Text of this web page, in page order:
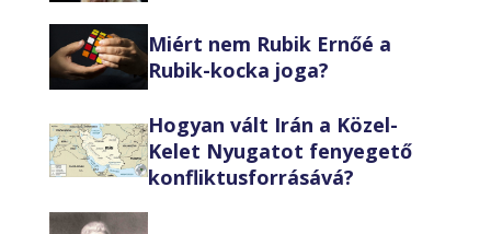
Miért nem Rubik Ernőé a
Rubik-kocka joga?
Hogyan vált Irán a Közel-
Kelet Nyugatot fenyegető
konfliktusforrásává?